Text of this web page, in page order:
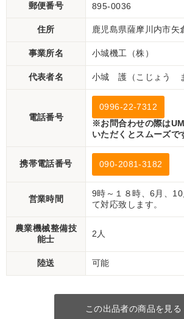
郵便番号 895-0036
住所 鹿児島県薩摩川内市矢
事業所名 小城機工（株）
代表者名 小城 護（こじょう ま
電話番号
0996-22-7312
※お問合わせの際は
いただくとスムーズで
携帯電話番号 090-2081-3182
営業時間
9時～１８時、6月、
て対応致します。
農業機械整備技
能士
2人
陸送 可能
この出品者の商品を見る